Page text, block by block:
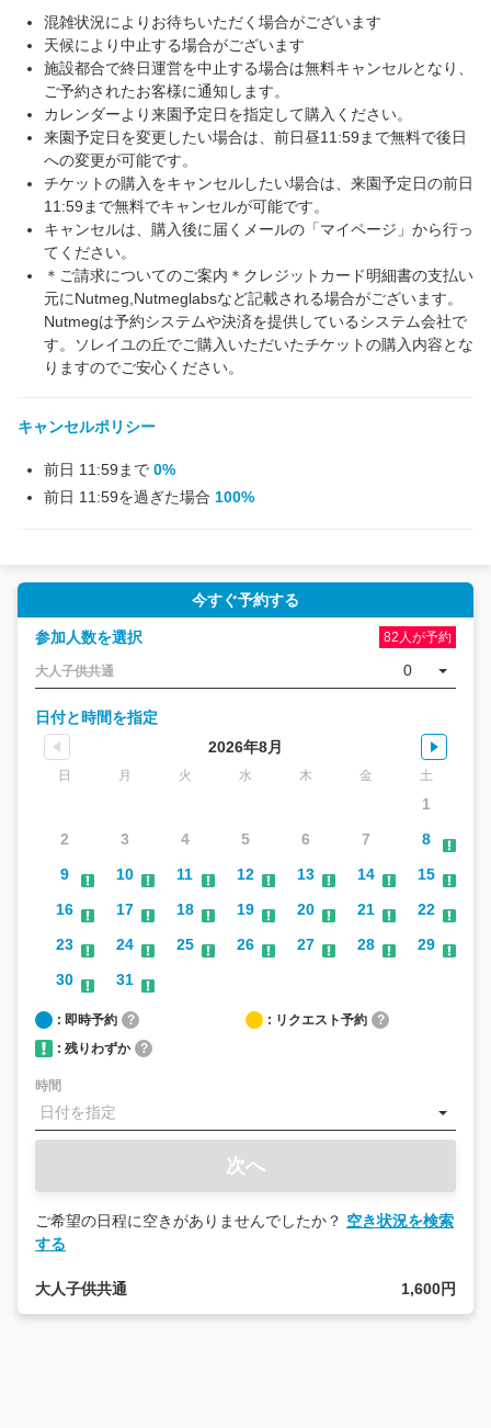
混雑状況によりお待ちいただく場合がございます
天候により中止する場合がございます
施設都合で終日運営を中止する場合は無料キャンセルとなり、
ご予約されたお客様に通知します。
カレンダーより来園予定日を指定して購入ください。
来園予定日を変更したい場合は、前日昼11:59まで無料で後日
への変更が可能です。
チケットの購入をキャンセルしたい場合は、来園予定日の前日
11:59まで無料でキャンセルが可能です。
キャンセルは、購入後に届くメールの「マイページ」から行っ
てください。
＊ご請求についてのご案内＊クレジットカード明細書の支払い
元にNutmeg,Nutmeglabsなど記載される場合がございます。
Nutmegは予約システムや決済を提供しているシステム会社で
す。ソレイユの丘でご購入いただいたチケットの購入内容とな
りますのでご安心ください。
キャンセルポリシー
前日 11:59まで 0%
前日 11:59を過ぎた場合 100%
今すぐ予約する
82人が予約
参加人数を選択
大人子供共通 0
日付と時間を指定
2026年8月
日 月 火 水 木 金 土
1
2
3 4 5 6 7
8
9
10 11 12 13 14
15
16
17 18 19 20 21
22
23
24 25 26 27 28
29
30
31
: 即時予約 ? : リクエスト予約
?
: 残りわずか
?
時間
次へ
ご希望の日程に空きがありませんでしたか？ 空き状況を検索
する
大人子供共通 1,600円